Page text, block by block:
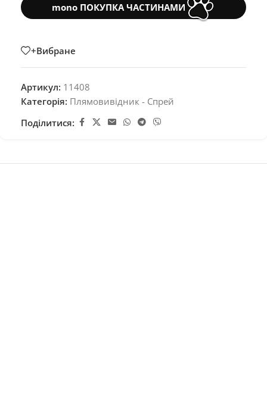
mono ПОКУПКА ЧАСТИНАМИ
+Вибране
Артикул: 11408
Категорія: Плямовивідник - Спрей
Поділитися: